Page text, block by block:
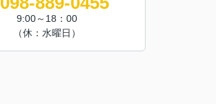
9:00～18：00
（休：水曜日）